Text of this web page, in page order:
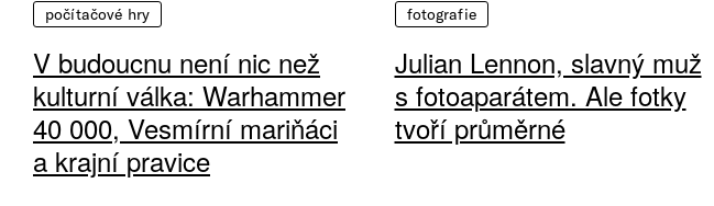
počítačové hry
V budoucnu není nic než
kulturní válka: Warhammer
40 000, Vesmírní mariňáci
a krajní pravice
fotografie
Julian Lennon, slavný muž
s fotoaparátem. Ale fotky
tvoří průměrné